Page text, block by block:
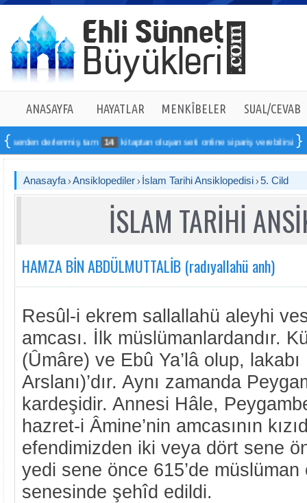
ANASAYFA HAYATLAR MENKÎBELER SUAL/CEVAB
tam 14 kitaptan oluşan seti online sipariş verebilirsiniz
Anasayfa Ansiklopediler İslam Tarihi Ansiklopedisi 5. Cild
İSLAM TARİHİ
HAMZA BİN ABDÜLMUTTALİB (radıyallahü anh)
Resûl-i ekrem sallallahü aleyhi
amcası. İlk müslümanlardandır.
(Ûmâre) ve Ebû Ya’lâ olup, lakabı
Arslanı)’dır. Aynı zamanda
kardeşidir. Annesi Hâle,
hazret-i Âmine’nin amcasının
efendimizden iki veya dört sene
yedi sene önce 615’de
senesinde şehîd edildi.